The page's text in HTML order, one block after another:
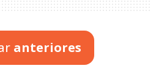
anteriores